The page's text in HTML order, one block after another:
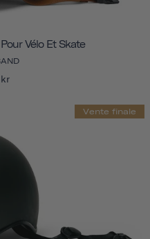
Vélo Et Skate
Vente finale